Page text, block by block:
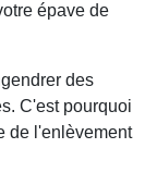
épave de
des
C'est pourquoi
de l'enlèvement